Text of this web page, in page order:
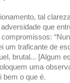
tal
que
traficante de
brutal... [Algum
uma
bem o que é.